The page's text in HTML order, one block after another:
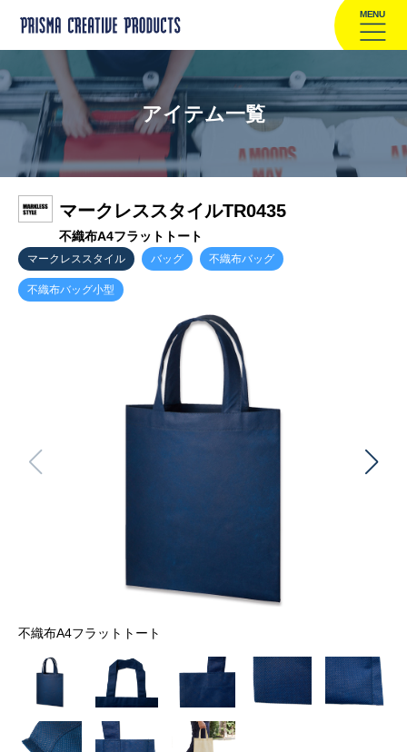
MENU
アイテム一覧
マークレススタイルTR0435
不織布A4フラットトート
マークレススタイル バッグ 不織布バッグ
不織布バッグ小型
不織布A4フラットトート